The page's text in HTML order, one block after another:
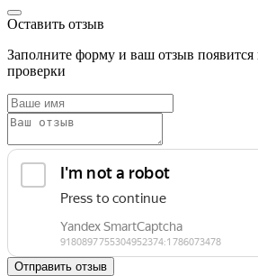
Оставить отзыв
Заполните форму и ваш отзыв появится
проверки
Отправить отзыв